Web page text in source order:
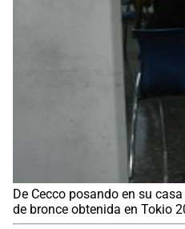
De Cecco posando en su
de bronce obtenida en Tokio